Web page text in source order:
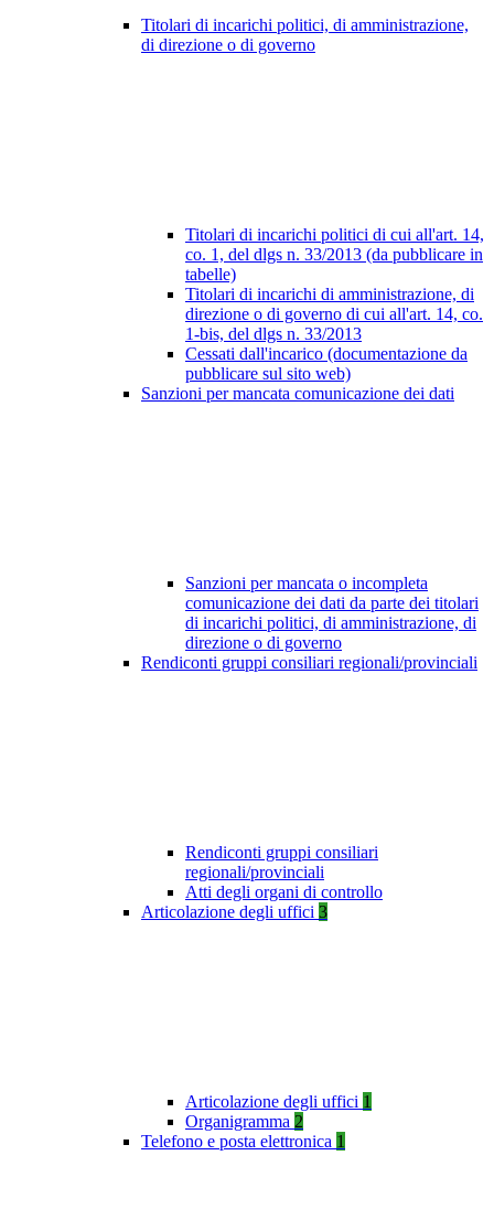
Titolari di incarichi politici, di amministrazione,
di direzione o di governo
Titolari di incarichi politici di cui all'art. 14,
co. 1, del dlgs n. 33/2013 (da pubblicare in
tabelle)
Titolari di incarichi di amministrazione, di
direzione o di governo di cui all'art. 14, co.
1-bis, del dlgs n. 33/2013
Cessati dall'incarico (documentazione da
pubblicare sul sito web)
Sanzioni per mancata comunicazione dei dati
Sanzioni per mancata o incompleta
comunicazione dei dati da parte dei titolari
di incarichi politici, di amministrazione, di
direzione o di governo
Rendiconti gruppi consiliari regionali/provinciali
Rendiconti gruppi consiliari
regionali/provinciali
Atti degli organi di controllo
Articolazione degli uffici 3
Articolazione degli uffici 1
Organigramma 2
Telefono e posta elettronica 1